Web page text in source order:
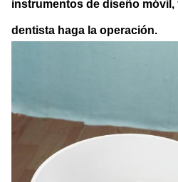
instrumentos de diseño móvil,
dentista haga la operación.